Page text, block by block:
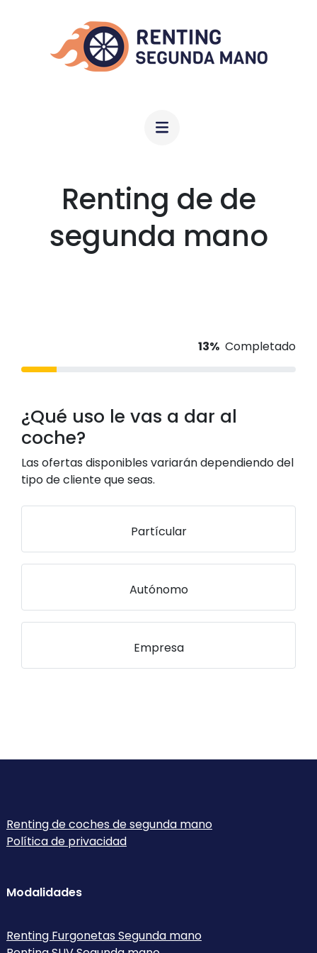
(presiona
Renting de de
segunda mano
13% Completado
¿Qué uso le vas a dar al
coche?
Las ofertas disponibles variarán dependiendo del
tipo de cliente que seas.
Partícular
Autónomo
Empresa
Renting de coches de segunda mano
Política de privacidad
Modalidades
Renting Furgonetas Segunda mano